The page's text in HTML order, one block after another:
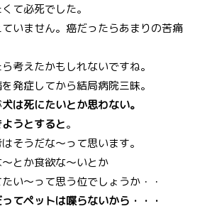
て必死でした。
いません。癌だったらあまりの苦痛
考えたかもしれないですね。
発症してから結局病院三昧。
犬は死にたいとか思わない。
うとすると。
そうだな～って思います。
とか食欲な～いとか
い～って思う位でしょうか・・
てペットは喋らないから・・・